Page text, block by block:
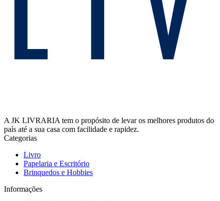
A JK LIVRARIA tem o propósito de levar os melhores produtos do
país até a sua casa com facilidade e rapidez.
Categorias
Livro
Papelaria e Escritório
Brinquedos e Hobbies
Informações